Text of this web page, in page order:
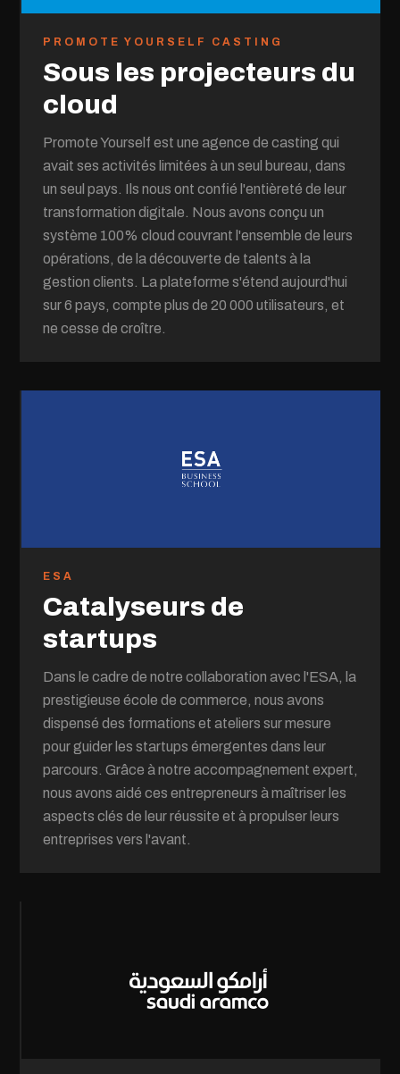
PROMOTE YOURSELF CASTING
Sous les projecteurs du
cloud
Promote Yourself est une agence de casting qui
avait ses activités limitées à un seul bureau, dans
un seul pays. Ils nous ont confié l'entièreté de leur
transformation digitale. Nous avons conçu un
système 100% cloud couvrant l'ensemble de leurs
opérations, de la découverte de talents à la
gestion clients. La plateforme s'étend aujourd'hui
sur 6 pays, compte plus de 20 000 utilisateurs, et
ne cesse de croître.
ESA
Catalyseurs de
startups
Dans le cadre de notre collaboration avec l'ESA, la
prestigieuse école de commerce, nous avons
dispensé des formations et ateliers sur mesure
pour guider les startups émergentes dans leur
parcours. Grâce à notre accompagnement expert,
nous avons aidé ces entrepreneurs à maîtriser les
aspects clés de leur réussite et à propulser leurs
entreprises vers l'avant.